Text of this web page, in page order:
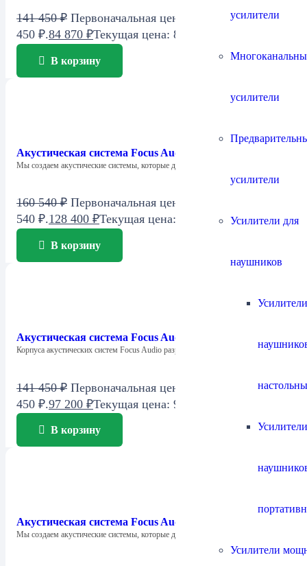
усилители
усилители
усилители
Усилители для
наушников
Усилители
141 450₽ Первоначальная цена составляла 141
450 ₽.84 870 ₽Текущая цена: 84 870 ₽.
В корзину
Акустическая система Focus Audio FCC 2 SE Center
Мы создаем акустические системы, которые дарят…
160 540₽ Первоначальная цена составляла 160
540 ₽.128 400 ₽Текущая цена: 128 400 ₽.
В корзину
Акустическая система Focus Audio FSC 1 SE Center
Корпуса акустических систем Focus Audio разработаны…
141 450₽ Первоначальная цена составляла 141
450 ₽.97 200 ₽Текущая цена: 97 200 ₽.
В корзину
Акустическая система Focus Audio Model FC6 SE
Мы создаем акустические системы, которые дарят…